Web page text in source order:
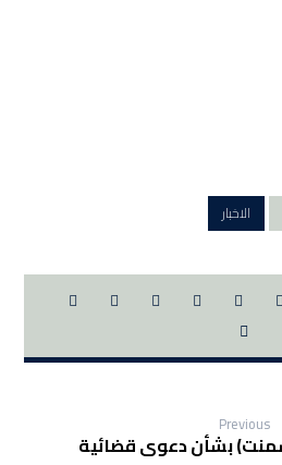
الاخبار
Previous
بشأن دعوى قضائية